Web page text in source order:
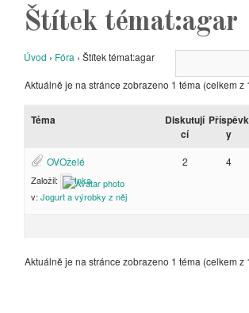
Štítek témat:agar
Úvod › Fóra › Štítek témat:agar
Aktuálně je na stránce zobrazeno 1 téma (celkem z
Téma
Diskutují
cí
Příspěvk
y
OVOželé
Založil:
Inka
v: Jogurt a výrobky z něj
2 4
Aktuálně je na stránce zobrazeno 1 téma (celkem z